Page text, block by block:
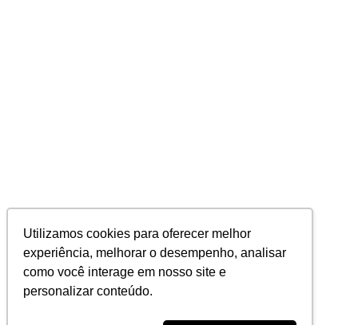
Utilizamos cookies para oferecer melhor
experiência, melhorar o desempenho, analisar
como você interage em nosso site e
personalizar conteúdo.